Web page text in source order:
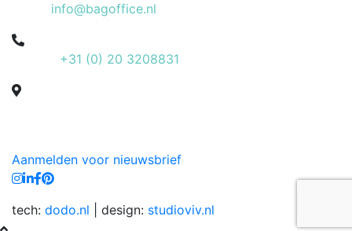
info@bagoffice.nl
+31 (0) 20 3208831
Aanmelden voor nieuwsbrief
tech: dodo.nl design: studioviv.nl